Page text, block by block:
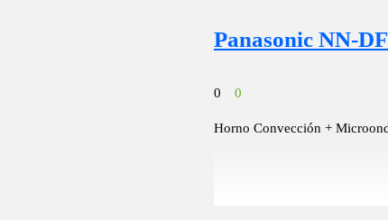
Panasonic NN-
0 0
Horno Convección +